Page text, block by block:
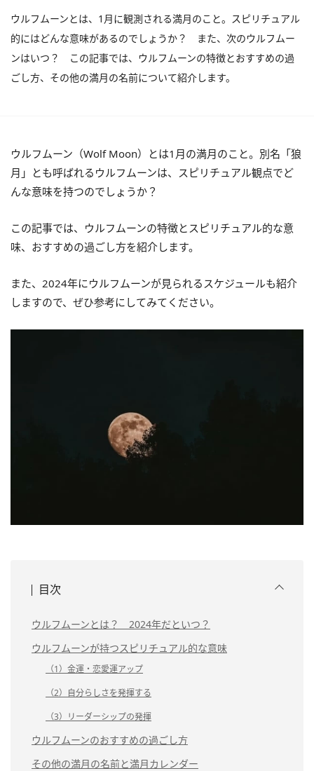
ウルフムーンとは、1月に観測される満月のこと。スピリチュアル
的にはどんな意味があるのでしょうか？ また、次のウルフムー
ンはいつ？ この記事では、ウルフムーンの特徴とおすすめの過
ごし方、その他の満月の名前について紹介します。
ウルフムーン（Wolf Moon）とは1月の満月のこと。別名「狼
月」とも呼ばれるウルフムーンは、スピリチュアル観点でど
んな意味を持つのでしょうか？
この記事では、ウルフムーンの特徴とスピリチュアル的な意
味、おすすめの過ごし方を紹介します。
また、2024年にウルフムーンが見られるスケジュールも紹介
しますので、ぜひ参考にしてみてください。
目次
ウルフムーンとは？ 2024年だといつ？
ウルフムーンが持つスピリチュアル的な意味
（1）金運・恋愛運アップ
（2）自分らしさを発揮する
（3）リーダーシップの発揮
ウルフムーンのおすすめの過ごし方
その他の満月の名前と満月カレンダー